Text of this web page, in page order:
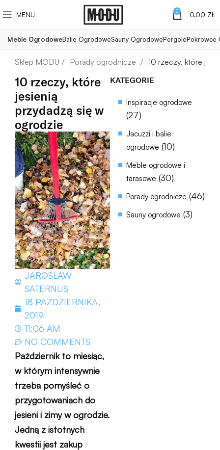
MENU 0 0,00 ZŁ
Meble OgrodoweBalie OgrodoweSauny OgrodowePergolePokrowce
Porady ogrodnicze 10 rzeczy, które
10 rzeczy, które
jesienią
przydadzą się w
ogrodzie
JAROSŁAW
SATERNUS
18 PAŹDZIERNIKA,
2019
11:06 AM
NO COMMENTS
Październik to miesiąc,
w którym intensywnie
trzeba pomyśleć o
przygotowaniach do
jesieni i zimy w ogrodzie.
Jedną z istotnych
kwestii jest zakup
KATEGORIE
Inspiracje ogrodowe
(27)
Jacuzzi i balie
ogrodowe (10)
Meble ogrodowe i
tarasowe (30)
Porady ogrodnicze (46)
Sauny ogrodowe (3)